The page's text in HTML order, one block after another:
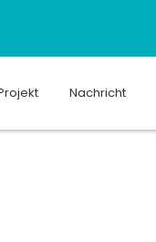
Nachricht